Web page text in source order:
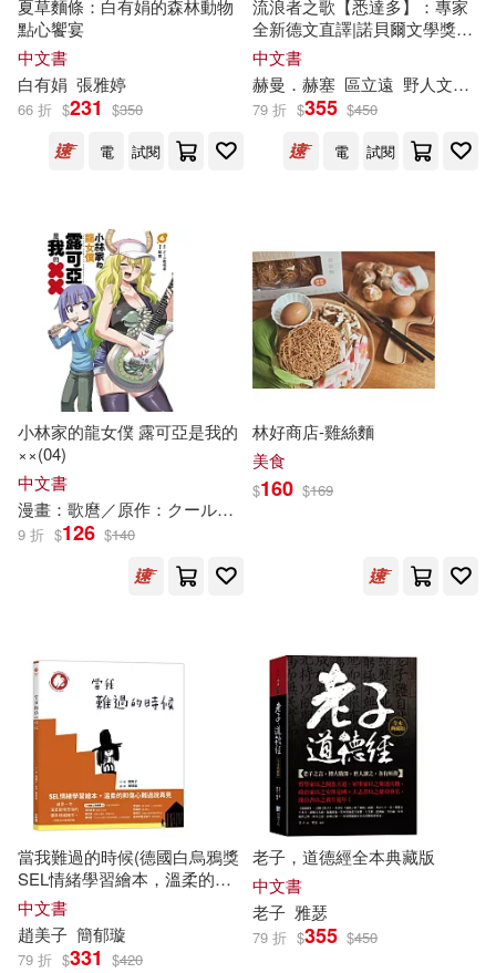
出品人：騷耳(13)
小林かれん(13)
本書編委會編(13) 本社編(13)
林摶秋(13) 比安基(13)
牛勝玉(13) 維˙比安基(13)
蘇昭旭(13)
郭明正(13)
阿爾弗雷德‧阿德勒(13)
（德）諾貝爾·戈盧赫(13)
（愛爾蘭）詹姆斯·喬伊斯(13)
（美）卡爾·薩默(13)
（美）彼得·德魯克(13)
（英）魯德亞德·吉卜林(13)
文物出版社(84)
北方婦女兒童出版社(82)
四川人民出版社(79)
未來出版社(79)
河北少年兒童出版社(79)
海豚出版社(79)
經濟管理出版社(78)
五洲傳播出版社(76)
民主與建設出版社(76)
環球 Blue Note(76)
遼寧人民出版社(76)
中國石化出版社(75)
夏草麵條：白有娟的森林動物
點心饗宴
中文書
白有娟 張雅婷
66 折 $231 $350
電
試閱
流浪者之歌【悉達多】：專家
全新德文直譯|諾貝爾文學獎得
主赫曼.赫塞必讀經典|在漂泊之
間聆聽靈魂回聲之書
中文書
赫曼．赫塞 區立遠 野人文化編輯部(文學特輯)
79 折 $355 $450
電
試閱
小林家的龍女僕 露可亞是我的
××(04)
中文書
漫畫：歌麿／原作：クール教信者
9 折 $126 $140
林好商店-雞絲麵
美食
$160 $169
當我難過的時候(德國白烏鴉獎
SEL情緒學習繪本，溫柔的和
傷心難過說再見)
中文書
趙美子 簡郁璇
79 折 $331 $420
老子，道德經全本典藏版
中文書
老子 雅瑟
79 折 $355 $450